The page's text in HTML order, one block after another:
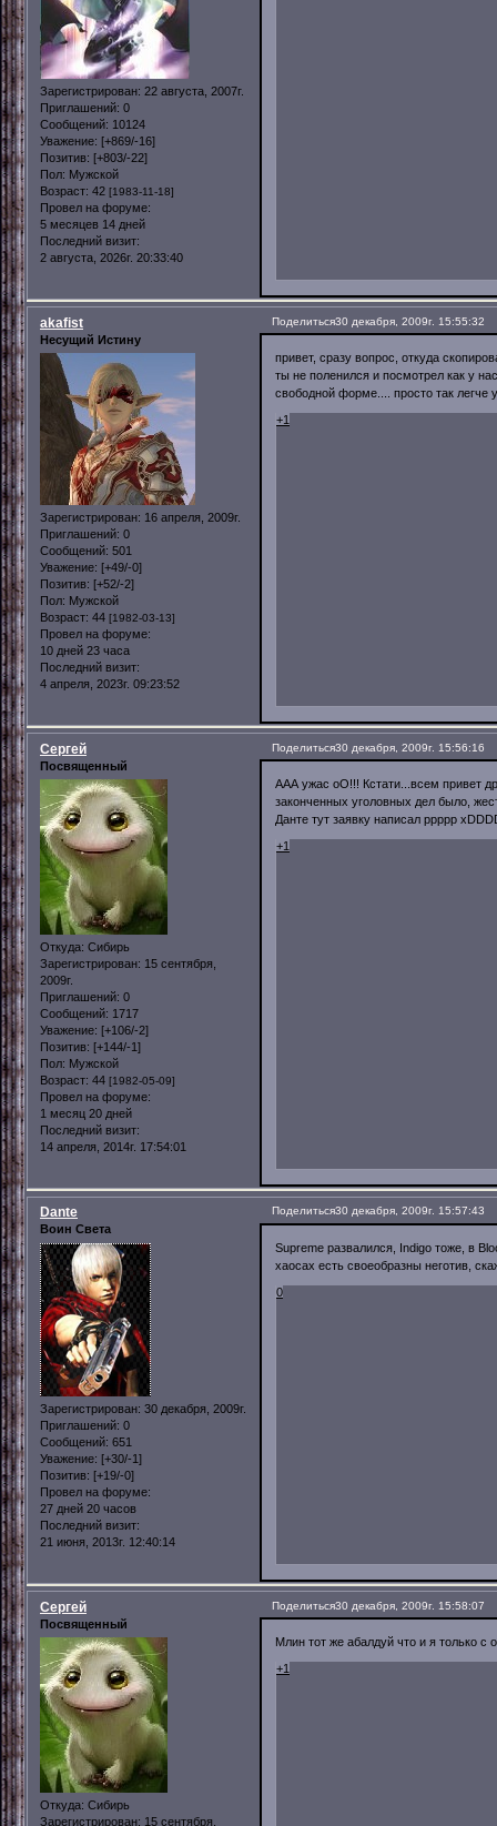
Зарегистрирован: 22 августа, 2007г.
Приглашений: 0
Сообщений: 10124
Уважение: [+869/-16]
Позитив: [+803/-22]
Пол: Мужской
Возраст: 42 [1983-11-18]
Провел на форуме:
5 месяцев 14 дней
Последний визит:
2 августа, 2026г. 20:33:40
Поделиться30 декабря, 2009г. 15:55:32
akafist
Несущий Истину
Зарегистрирован: 16 апреля, 2009г.
Приглашений: 0
Сообщений: 501
Уважение: [+49/-0]
Позитив: [+52/-2]
Пол: Мужской
Возраст: 44 [1982-03-13]
Провел на форуме:
10 дней 23 часа
Последний визит:
4 апреля, 2023г. 09:23:52
привет, сразу вопрос, откуда
ты не поленился и посмотрел как у
свободной форме.... просто так легче
+1
Поделиться30 декабря, 2009г. 15:56:16
Сергей
Посвященный
Откуда: Сибирь
Зарегистрирован: 15 сентября,
2009г.
Приглашений: 0
Сообщений: 1717
Уважение: [+106/-2]
Позитив: [+144/-1]
Пол: Мужской
Возраст: 44 [1982-05-09]
Провел на форуме:
1 месяц 20 дней
Последний визит:
14 апреля, 2014г. 17:54:01
ААА ужас оО!!! Кстати...всем привет
законченных уголовных дел было,
Данте тут заявку написал ррррр
+1
Поделиться30 декабря, 2009г. 15:57:43
Dante
Воин Света
Зарегистрирован: 30 декабря, 2009г.
Приглашений: 0
Сообщений: 651
Уважение: [+30/-1]
Позитив: [+19/-0]
Провел на форуме:
27 дней 20 часов
Последний визит:
21 июня, 2013г. 12:40:14
Supreme развалился, Indigo тоже, в
хаосах есть своеобразны неготив,
0
Поделиться30 декабря, 2009г. 15:58:07
Сергей
Посвященный
Откуда: Сибирь
Зарегистрирован: 15 сентября,
Млин тот же абалдуй что и я только с
+1